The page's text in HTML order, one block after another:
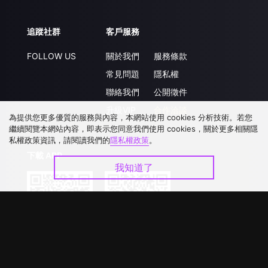
追蹤社群
FOLLOW US
客戶服務
關於我們
常見問題
聯絡我們
服務條款
隱私權
公開徵件
下載 APP
為提供您更多優質的服務與內容，本網站使用 cookies 分析技術。若您
繼續閱覽本網站內容，即表示您同意我們使用 cookies，關於更多相關隱
私權政策資訊，請閱讀我們的隱私權政策。
我知道了